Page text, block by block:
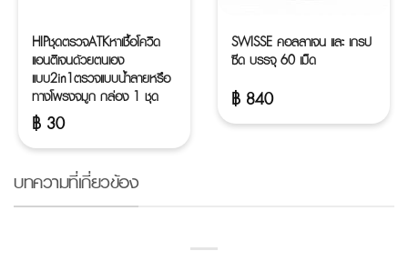
HIPชุดตรวจATKหาเชื้อโควิด
แอนติเจนด้วยตนเอง
แบบ2in1ตรวจแบบน้ำลายหรือ
ทางโพรงจมูก กล่อง 1 ชุด
฿ 30
SWISSE คอลลาเจน และ เกรป
ซีด บรรจุ 60 เม็ด
฿ 840
บทความที่เกี่ยวข้อง